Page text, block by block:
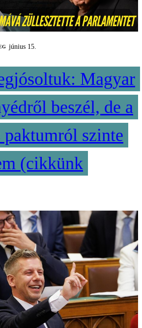
június 15.
Magyar
beszél, de a
szinte
(cikkünk